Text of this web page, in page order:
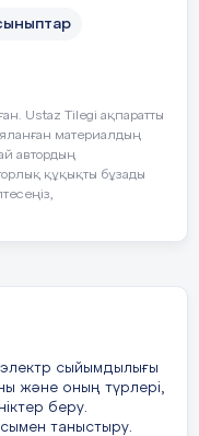
Лексикалық
жолмен
жасалған
Ustaz Tilegi ақпаратты
материалдың
автордың
құқықты бұзады
сыйымдылығы
және оның түрлері,
беру.
таныстыру.